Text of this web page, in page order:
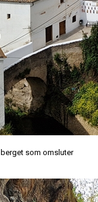
som omsluter